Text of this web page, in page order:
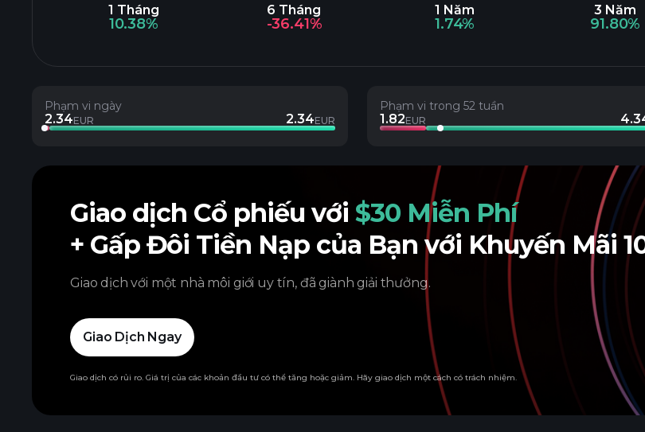
1 Tháng
10.38%
6 Tháng
-36.41%
1 Năm
1.74%
3 Năm
91.80%
Phạm vi ngày
2.34EUR 2.34EUR
Phạm vi trong 52 tuần
1.82EUR
Giao dịch Cổ phiếu với $30 Miễn Phí
+ Gấp Đôi Tiền Nạp của Bạn với Khuyến Mãi
Giao dịch với một nhà môi giới uy tín, đã giành giải thưởng.
Giao Dịch Ngay
Giao dịch có rủi ro. Giá trị của các khoản đầu tư có thể tăng hoặc giảm. Hãy giao dịch một cách có trách nhiệm.